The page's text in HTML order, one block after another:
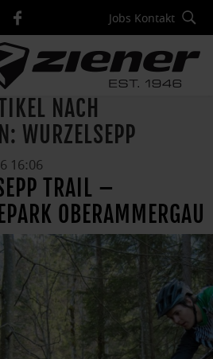
Jobs Kontakt
NACH
WURZELSEPP
16:06
TRAIL –
OBERAMMERGAU